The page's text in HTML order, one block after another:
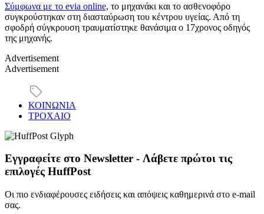
Σύμφωνα με το evia online, το μηχανάκι και το ασθενοφόρο
συγκρούστηκαν στη διασταύρωση του κέντρου υγείας. Από τη
σφοδρή σύγκρουση τραυματίστηκε θανάσιμα ο 17χρονος οδηγός
της μηχανής.
Advertisement
Advertisement
ΚΟΙΝΩΝΙΑ
ΤΡΟΧΑΙΟ
Εγγραφείτε στο Newsletter - Λάβετε πρώτοι τις
επιλογές HuffPost
Οι πιο ενδιαφέρουσες ειδήσεις και απόψεις καθημερινά στο e-mail
σας.